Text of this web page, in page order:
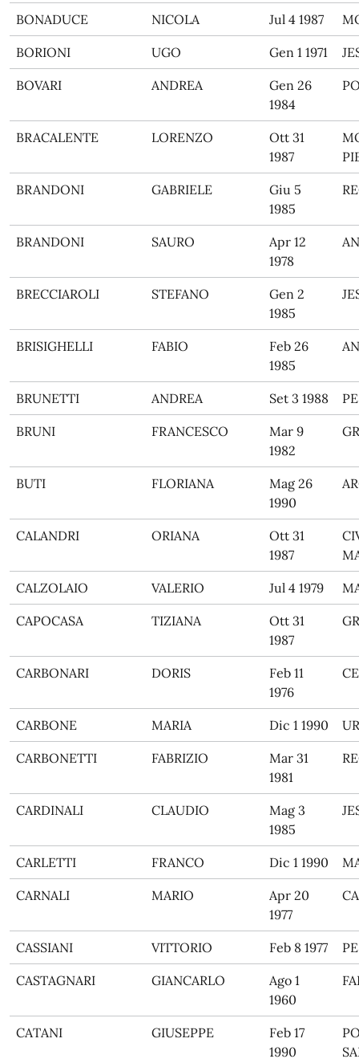
BONADUCE NICOLA Jul 4 1987
BORIONI UGO Gen 1 1971
BOVARI ANDREA
Gen 26
1984
BRACALENTE LORENZO
Ott 31
1987
BRANDONI GABRIELE
Giu 5
1985
BRANDONI SAURO
Apr 12
1978
BRECCIAROLI STEFANO
Gen 2
1985
BRISIGHELLI FABIO
Feb 26
1985
BRUNETTI ANDREA Set 3 1988
BRUNI FRANCESCO
Mar 9
1982
BUTI FLORIANA
Mag 26
1990
CALANDRI ORIANA
Ott 31
1987
CALZOLAIO VALERIO Jul 4 1979
CAPOCASA TIZIANA
Ott 31
1987
CARBONARI DORIS
Feb 11
1976
CARBONE MARIA Dic 1 1990
CARBONETTI FABRIZIO
Mar 31
1981
CARDINALI CLAUDIO
Mag 3
1985
CARLETTI FRANCO Dic 1 1990
CARNALI MARIO
Apr 20
1977
CASSIANI VITTORIO Feb 8 1977
CASTAGNARI GIANCARLO
Ago 1
1960
CATANI GIUSEPPE
Feb 17
1990